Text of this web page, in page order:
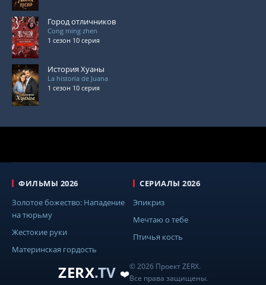
Город отличников
Cong ming zhen
1 сезон 10 серия
История Хуаны
La historia de Juana
1 сезон 10 серия
ZERX.TV ❤️
© 2026 Проект ZERX.
Все права защищены.
ФИЛЬМЫ 2026
Золотое божество: Нападение
на тюрьму
Жестокие руки
Материнская гордость
СЕРИАЛЫ 2026
Эпикриз
Мечтаю о тебе
Птичья кость